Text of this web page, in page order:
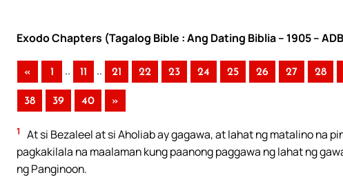
Exodo Chapters (Tagalog Bible : Ang Dating Biblia – 1905 –
« 1 .. 11 .. 21 22 23 24 25 26 27 28
38 39 40 »
1
At si Bezaleel at si Aholiab ay gagawa, at lahat ng matalino na
pagkakilala na maalaman kung paanong paggawa ng lahat ng
ng Panginoon.